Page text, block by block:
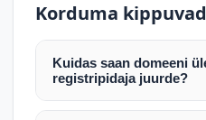
Korduma
Kuidas saan domeeni
registripidaja juurde?
Pärast makse laekumist